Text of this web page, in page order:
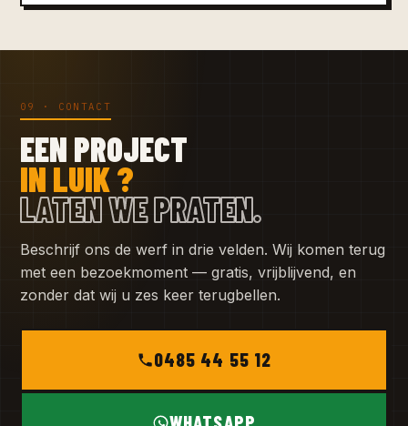
09 · CONTACT
EEN PROJECT
IN LUIK ?
LATEN WE PRATEN.
Beschrijf ons de werf in drie velden. Wij komen terug
met een bezoekmoment — gratis, vrijblijvend, en
zonder dat wij u zes keer terugbellen.
0485 44 55 12